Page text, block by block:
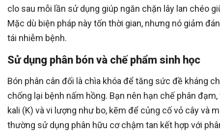
clo sau mỗi lần sử dụng giúp ngăn chặn lây lan chéo
Mặc dù biện pháp này tốn thời gian, nhưng nó giảm
tái nhiễm bệnh.
Sử dụng phân bón và chế phẩm sinh học
Bón phân cân đối là chìa khóa để tăng sức đề kháng
chống lại bệnh nấm hồng. Bạn nên hạn chế phân
kali (K) và vi lượng như bo, kẽm để củng cố vỏ cây và
thường sử dụng phân hữu cơ chậm tan kết hợp với